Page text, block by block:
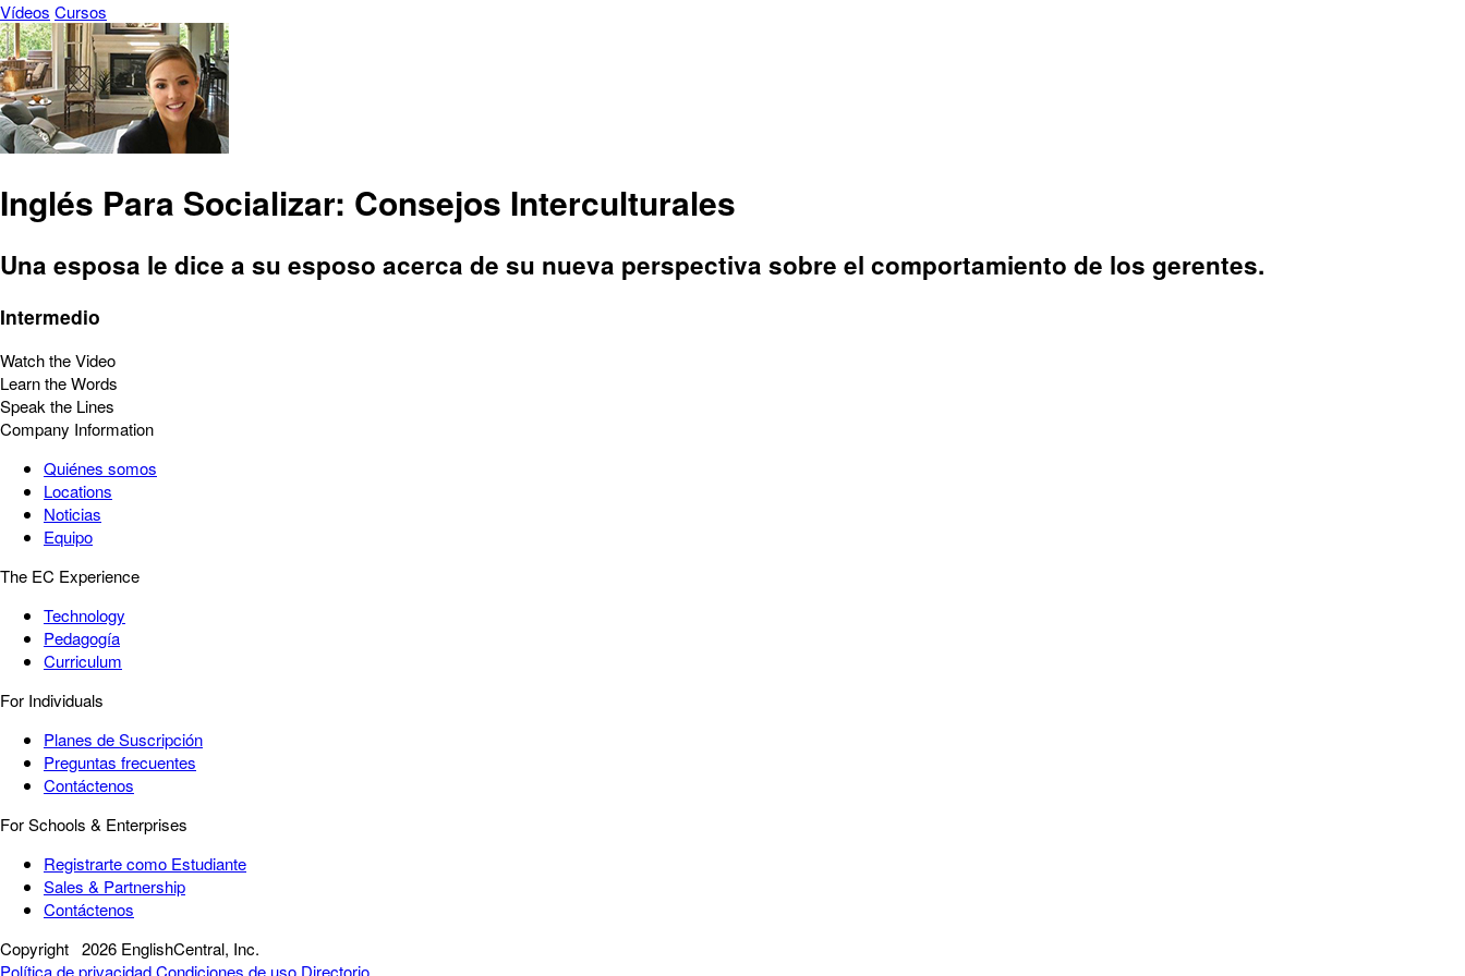
Vídeos Cursos
Inglés Para Socializar: Consejos Interculturales
Una esposa le dice a su esposo acerca de su nueva perspectiva sobre el comportamiento de los gerentes.
Intermedio
Watch the Video
Learn the Words
Speak the Lines
Company Information
Quiénes somos
Locations
Noticias
Equipo
The EC Experience
Technology
Pedagogía
Curriculum
For Individuals
Planes de Suscripción
Preguntas frecuentes
Contáctenos
For Schools & Enterprises
Registrarte como Estudiante
Sales & Partnership
Contáctenos
Copyright 2026 EnglishCentral, Inc.